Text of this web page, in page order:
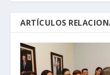
ARTÍCULOS